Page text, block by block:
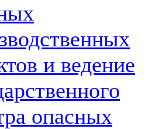
и ведение
опасных